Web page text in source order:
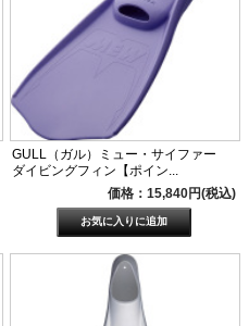
GULL（ガル）ミュー・サイファー
ダイビングフィン【ポイン...
価格：15,840円(税込)